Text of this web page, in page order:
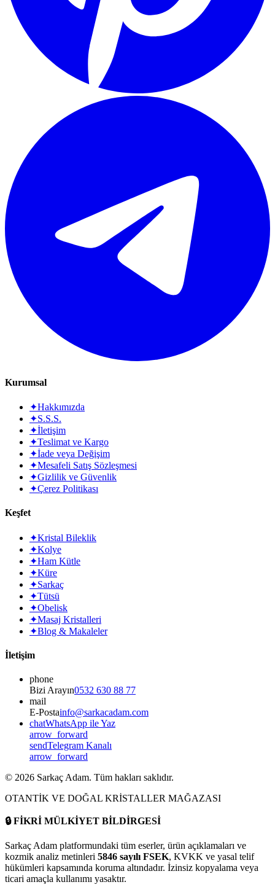
Kurumsal
✦Hakkımızda
✦S.S.S.
✦İletişim
✦Teslimat ve Kargo
✦İade veya Değişim
✦Mesafeli Satış Sözleşmesi
✦Gizlilik ve Güvenlik
✦Çerez Politikası
Keşfet
✦Kristal Bileklik
✦Kolye
✦Ham Kütle
✦Küre
✦Sarkaç
✦Tütsü
✦Obelisk
✦Masaj Kristalleri
✦Blog & Makaleler
İletişim
phone
Bizi Arayın0532 630 88 77
mail
E-Postainfo@sarkacadam.com
chatWhatsApp ile Yaz
arrow_forward
sendTelegram Kanalı
arrow_forward
© 2026 Sarkaç Adam. Tüm hakları saklıdır.
OTANTİK VE DOĞAL KRİSTALLER MAĞAZASI
🔒FİKRİ MÜLKİYET BİLDİRGESİ
Sarkaç Adam platformundaki tüm eserler, ürün açıklamaları ve
kozmik analiz metinleri 5846 sayılı FSEK, KVKK ve yasal telif
hükümleri kapsamında koruma altındadır. İzinsiz kopyalama veya
ticari amaçla kullanımı yasaktır.